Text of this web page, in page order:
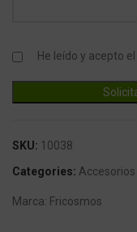
He leído y acepto el
SKU: 10038
Categories: Accesorios
Marca: Fricosmos